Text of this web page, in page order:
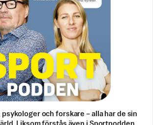
och forskare – alla har de sin